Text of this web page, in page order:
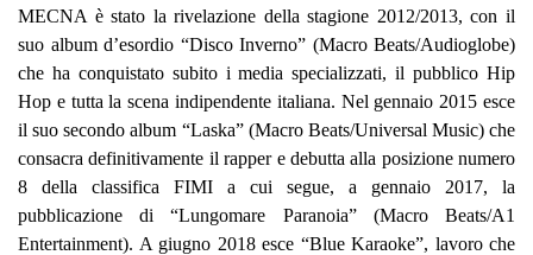
MECNA è stato la rivelazione della stagione 2012/2013, con il
suo album d’esordio “Disco Inverno” (Macro Beats/Audioglobe)
che ha conquistato subito i media specializzati, il pubblico Hip
Hop e tutta la scena indipendente italiana. Nel gennaio 2015 esce
il suo secondo album “Laska” (Macro Beats/Universal Music) che
consacra definitivamente il rapper e debutta alla posizione numero
8 della classifica FIMI a cui segue, a gennaio 2017, la
pubblicazione di “Lungomare Paranoia” (Macro Beats/A1
Entertainment). A giugno 2018 esce “Blue Karaoke”, lavoro che